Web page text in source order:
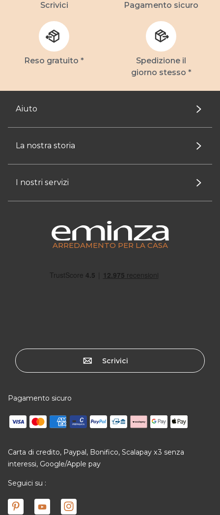
Scrivici Pagamento sicuro
Reso gratuito *
Spedizione il
giorno stesso *
Aiuto
La nostra storia
I nostri servizi
ARREDAMENTO PER LA CASA
Scrivici
Pagamento sicuro
Carta di credito, Paypal, Bonifico, Scalapay x3 senza
interessi, Google/Apple pay
Seguici su :